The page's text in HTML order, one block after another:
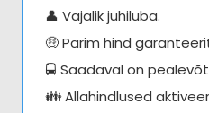
👤 Vajalik juhiluba.
🤑 Parim hind
🚍 Saadaval on
👪 Allahindlused